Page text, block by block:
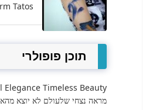
Tatos
תוכן פופולרי
מראה נצחי שלעולם לא יוצא